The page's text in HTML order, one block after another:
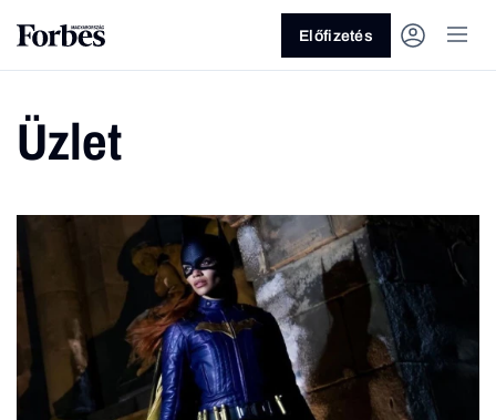
Vagy fedezze fel a következő
témákat
Üzlet Pénz Legyél jobb!
Előfizetés
Üzlet